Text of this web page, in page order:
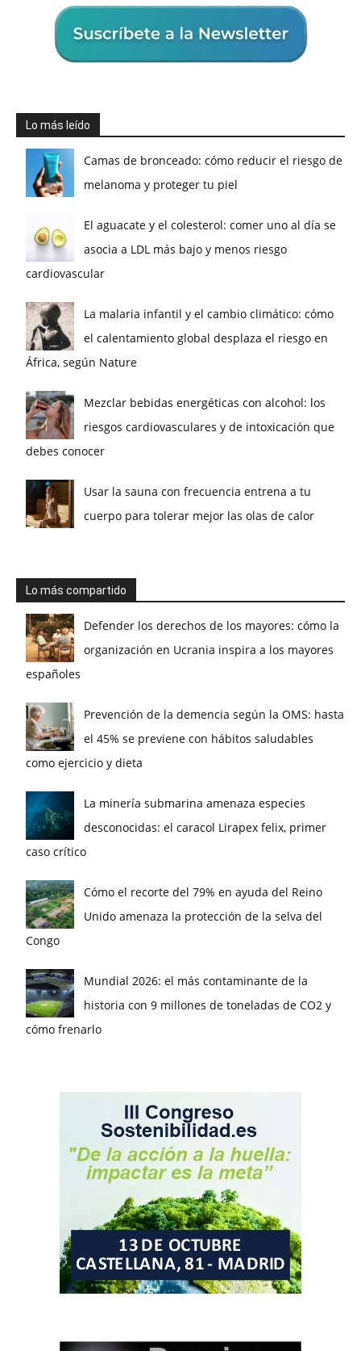
Lo más leído
Camas de bronceado: cómo reducir el riesgo de
melanoma y proteger tu piel
El aguacate y el colesterol: comer uno al día se
asocia a LDL más bajo y menos riesgo
cardiovascular
La malaria infantil y el cambio climático: cómo
el calentamiento global desplaza el riesgo en
África, según Nature
Mezclar bebidas energéticas con alcohol: los
riesgos cardiovasculares y de intoxicación que
debes conocer
Usar la sauna con frecuencia entrena a tu
cuerpo para tolerar mejor las olas de calor
Lo más compartido
Defender los derechos de los mayores: cómo la
organización en Ucrania inspira a los mayores
españoles
Prevención de la demencia según la OMS: hasta
el 45% se previene con hábitos saludables
como ejercicio y dieta
La minería submarina amenaza especies
desconocidas: el caracol Lirapex felix, primer
caso crítico
Cómo el recorte del 79% en ayuda del Reino
Unido amenaza la protección de la selva del
Congo
Mundial 2026: el más contaminante de la
historia con 9 millones de toneladas de CO2 y
cómo frenarlo